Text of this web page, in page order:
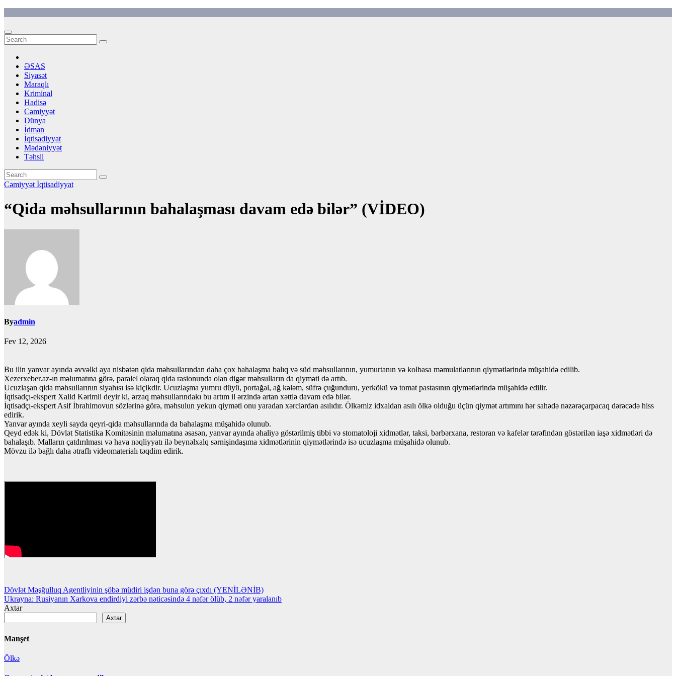
content
ƏSAS
Siyasət
Maraqlı
Kriminal
Hadisə
Cəmiyyət
Dünya
İdman
İqtisadiyyat
Mədəniyyət
Təhsil
Cəmiyyət İqtisadiyyat
“Qida məhsullarının bahalaşması davam edə bilər” (VİDEO)
Byadmin
Fev 12, 2026
Bu ilin yanvar ayında əvvəlki aya nisbətən qida məhsullarından daha çox bahalaşma balıq və süd məhsullarının, yumurtanın və kolbasa məmulatlarının qiymətlərində müşahidə edilib.
Xezerxeber.az-ın məlumatına görə, paralel olaraq qida rasionunda olan digər məhsulların da qiyməti də artıb.
Ucuzlaşan qida məhsullarının siyahısı isə kiçikdir. Ucuzlaşma yumru düyü, portağal, ağ kələm, süfrə çuğunduru, yerkökü və tomat pastasının qiymətlərində müşahidə edilir.
İqtisadçı-ekspert Xalid Kərimli deyir ki, ərzaq məhsullarındakı bu artım il ərzində artan xəttlə davam edə bilər.
İqtisadçı-ekspert Asif İbrahimovun sözlərinə görə, məhsulun yekun qiyməti onu yaradan xərclərdən asılıdır. Ölkəmiz idxaldan asılı ölkə olduğu üçün qiymət artımını hər sahədə nəzərəçarpacaq dərəcədə hiss
edirik.
Yanvar ayında xeyli sayda qeyri-qida məhsullarında da bahalaşma müşahidə olunub.
Qeyd edək ki, Dövlət Statistika Komitəsinin məlumatına əsasən, yanvar ayında əhaliyə göstərilmiş tibbi və stomatoloji xidmətlər, taksi, bərbərxana, restoran və kafelər tərəfindən göstərilən iaşə xidmətləri də
bahalaşıb. Malların çatdırılması və hava nəqliyyatı ilə beynəlxalq sərnişindaşıma xidmətlərinin qiymətlərində isə ucuzlaşma müşahidə olunub.
Mövzu ilə bağlı daha ətraflı videomaterialı təqdim edirik.
Yazı
naviqasiyası
Dövlət Məşğulluq Agentliyinin şöbə müdiri işdən buna görə çıxdı (YENİLƏNİB)
Ukrayna: Rusiyanın Xarkova endirdiyi zərbə nəticəsində 4 nəfər ölüb, 2 nəfər yaralanıb
Axtar
Axtar
Manşet
Ölkə